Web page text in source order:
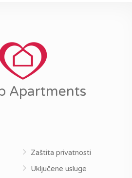
Apartments
Zaštita privatnosti
Uključene usluge